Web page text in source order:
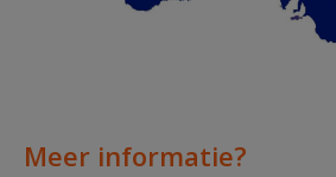
Meer informatie?